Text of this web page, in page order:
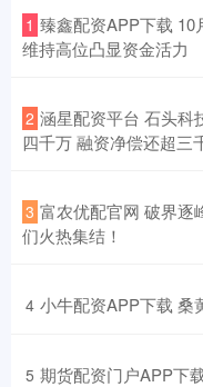
1 臻鑫配资APP下载 10
维持高位凸显资金活力
2 涵星配资平台 石头科
四千万 融资净偿还超三
3 富农优配官网 破界逐
们火热集结！
4 小牛配资APP下载
5 期货配资门户APP下